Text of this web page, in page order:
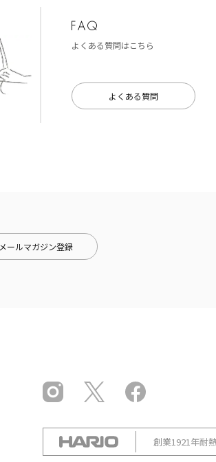
よくある質問はこちら
よくある質問
メールマガジン登録
創業1921年耐